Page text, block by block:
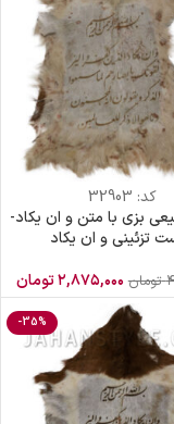
کد: 32903
بزی با متن و ان یکاد-
تزئینی و ان یکاد
تومان ۲,۸۷۵,۰۰۰تومان
-35%